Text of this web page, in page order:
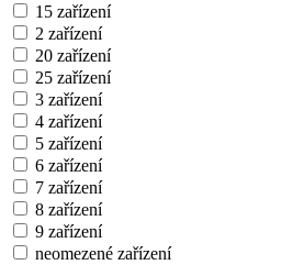
15 zařízení
2 zařízení
20 zařízení
25 zařízení
3 zařízení
4 zařízení
5 zařízení
6 zařízení
7 zařízení
8 zařízení
9 zařízení
neomezené zařízení